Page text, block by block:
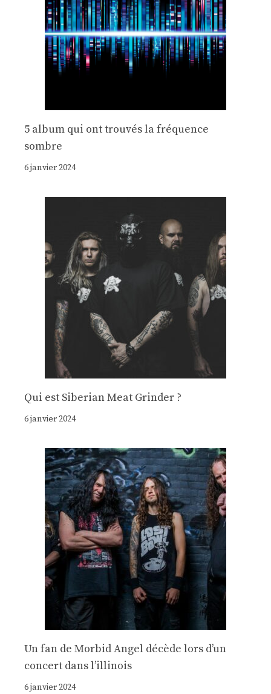
5 album qui ont trouvés la fréquence
sombre
6 janvier 2024
Qui est Siberian Meat Grinder ?
6 janvier 2024
Un fan de Morbid Angel décède lors d’un
concert dans l’illinois
6 janvier 2024